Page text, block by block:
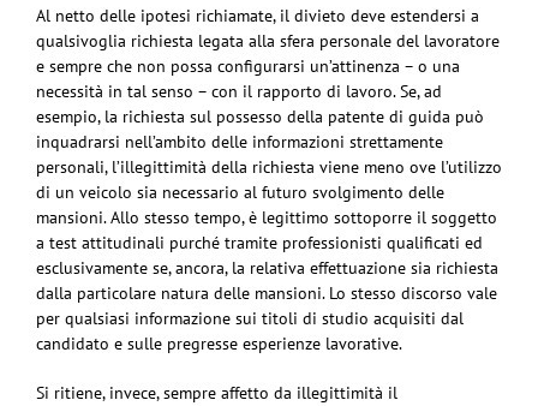
Al netto delle ipotesi richiamate, il divieto deve estendersi a
qualsivoglia richiesta legata alla sfera personale del lavoratore
e sempre che non possa configurarsi un’attinenza – o una
necessità in tal senso – con il rapporto di lavoro. Se, ad
esempio, la richiesta sul possesso della patente di guida può
inquadrarsi nell’ambito delle informazioni strettamente
personali, l’illegittimità della richiesta viene meno ove l’utilizzo
di un veicolo sia necessario al futuro svolgimento delle
mansioni. Allo stesso tempo, è legittimo sottoporre il soggetto
a test attitudinali purché tramite professionisti qualificati ed
esclusivamente se, ancora, la relativa effettuazione sia richiesta
dalla particolare natura delle mansioni. Lo stesso discorso vale
per qualsiasi informazione sui titoli di studio acquisiti dal
candidato e sulle pregresse esperienze lavorative.
Si ritiene, invece, sempre affetto da illegittimità il